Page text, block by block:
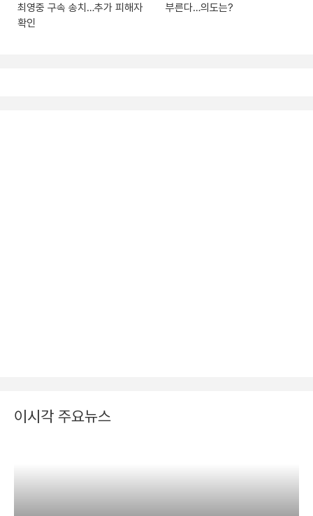
최영중 구속 송치…추가 피해자
확인
부른다…의도는?
이시각 주요뉴스